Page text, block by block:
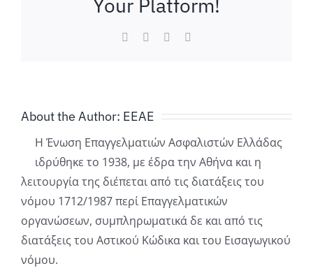
FacebookLinkedInWhatsApp
About the Author: ΕΕΑΕ
Η Ένωση Επαγγελματιών Ασφαλιστών Ελλάδας
ιδρύθηκε το 1938, με έδρα την Αθήνα και η
λειτουργία της διέπεται από τις διατάξεις του
νόμου 1712/1987 περί Επαγγελματικών
οργανώσεων, συμπληρωματικά δε και από τις
διατάξεις του Αστικού Κώδικα και του Εισαγωγικού
νόμου.